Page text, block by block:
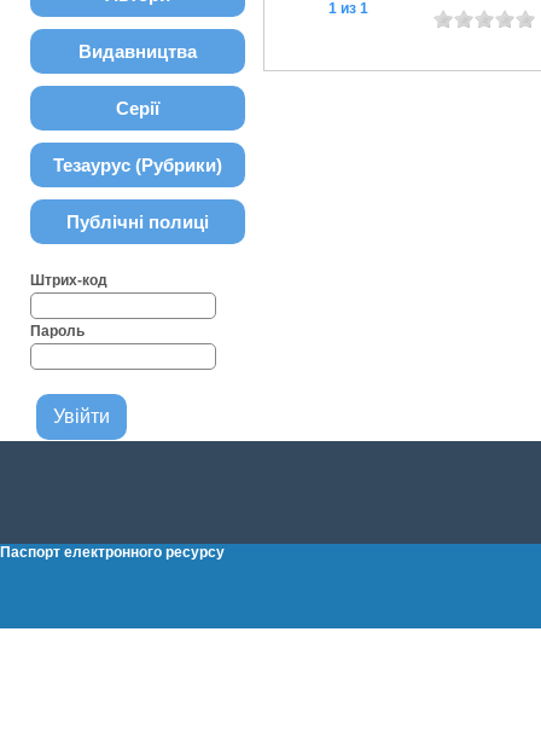
Видавництва
Серії
Тезаурус (Рубрики)
Публічні полиці
Штрих-код
Пароль
1 из 1
Паспорт електронного ресурсу